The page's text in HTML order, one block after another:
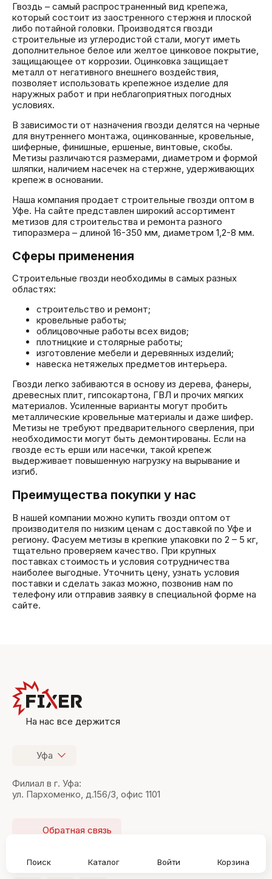
Гвоздь – самый распространенный вид крепежа,
который состоит из заостренного стержня и плоской
либо потайной головки. Производятся гвозди
строительные из углеродистой стали, могут иметь
дополнительное белое или желтое цинковое покрытие,
защищающее от коррозии. Оцинковка защищает
металл от негативного внешнего воздействия,
позволяет использовать крепежное изделие для
наружных работ и при неблагоприятных погодных
условиях.
В зависимости от назначения гвозди делятся на черные
для внутреннего монтажа, оцинкованные, кровельные,
шиферные, финишные, ершеные, винтовые, скобы.
Метизы различаются размерами, диаметром и формой
шляпки, наличием насечек на стержне, удерживающих
крепеж в основании.
Наша компания продает строительные гвозди оптом в
Уфе. На сайте представлен широкий ассортимент
метизов для строительства и ремонта разного
типоразмера – длиной 16-350 мм, диаметром 1,2-8 мм.
Сферы применения
Строительные гвозди необходимы в самых разных
областях:
строительство и ремонт;
кровельные работы;
облицовочные работы всех видов;
плотницкие и столярные работы;
изготовление мебели и деревянных изделий;
навеска нетяжелых предметов интерьера.
Гвозди легко забиваются в основу из дерева, фанеры,
древесных плит, гипсокартона, ГВЛ и прочих мягких
материалов. Усиленные варианты могут пробить
металлические кровельные материалы и даже шифер.
Метизы не требуют предварительного сверления, при
необходимости могут быть демонтированы. Если на
гвозде есть ерши или насечки, такой крепеж
выдерживает повышенную нагрузку на вырывание и
изгиб.
Преимущества покупки у нас
В нашей компании можно купить гвозди оптом от
производителя по низким ценам с доставкой по Уфе и
региону. Фасуем метизы в крепкие упаковки по 2 – 5 кг,
тщательно проверяем качество. При крупных
поставках стоимость и условия сотрудничества
наиболее выгодные. Уточнить цену, узнать условия
поставки и сделать заказ можно, позвонив нам по
телефону или отправив заявку в специальной форме на
сайте.
На нас все держится
Уфа
Филиал в г. Уфа:
ул. Пархоменко, д.156/3, офис 1101
Обратная связь
Подписывайтесь на нас:
Поиск Каталог Войти Корзина